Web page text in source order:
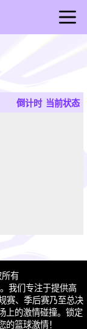
倒计时 当前状态
所有
我们专注于提供高
赛、季后赛乃至总决
上的激情碰撞。锁定
的篮球激情！